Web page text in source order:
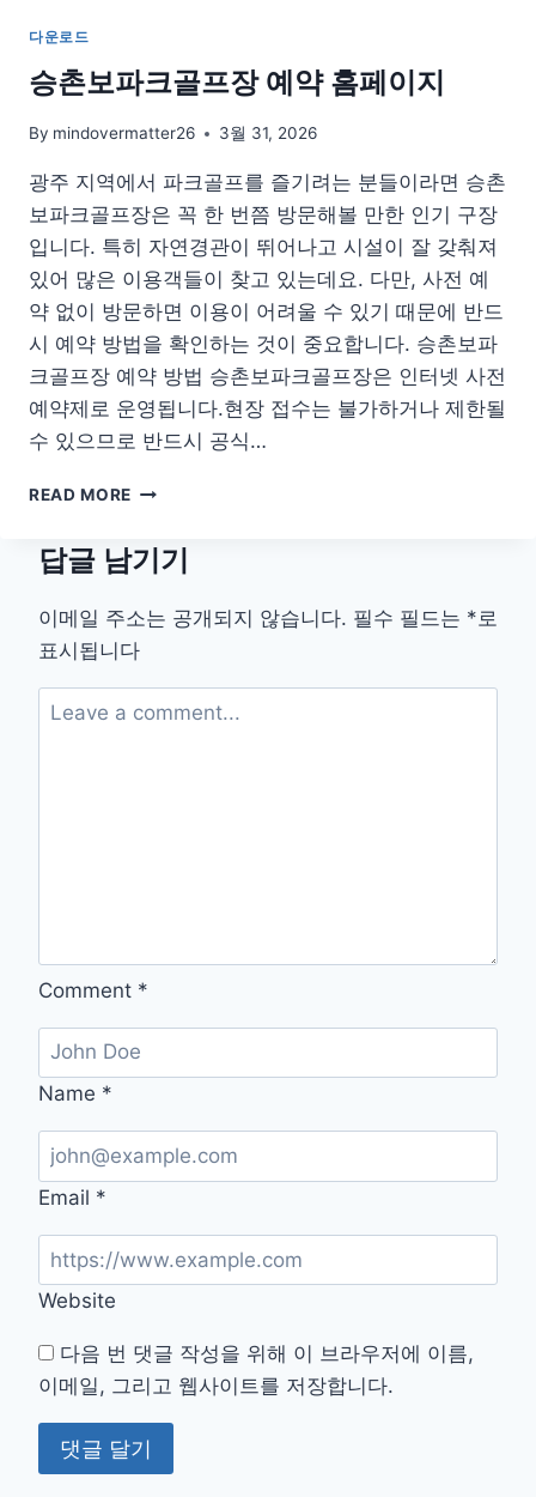
포
스
피
리
언
스
설
치
다운로드
승촌보파크골프장 예약 홈페이지
By mindovermatter26 3월 31, 2026
광주 지역에서 파크골프를 즐기려는 분들이라면 승촌
보파크골프장은 꼭 한 번쯤 방문해볼 만한 인기 구장
입니다. 특히 자연경관이 뛰어나고 시설이 잘 갖춰져
있어 많은 이용객들이 찾고 있는데요. 다만, 사전 예
약 없이 방문하면 이용이 어려울 수 있기 때문에 반드
시 예약 방법을 확인하는 것이 중요합니다. 승촌보파
크골프장 예약 방법 승촌보파크골프장은 인터넷 사전
예약제로 운영됩니다.현장 접수는 불가하거나 제한될
수 있으므로 반드시 공식…
READ MORE
파
골
프
장
예
약
답글 남기기
이메일 주소는 공개되지 않습니다. 필수 필드는 *로
표시됩니다
Comment *
Name *
Email *
Website
다음 번 댓글 작성을 위해 이 브라우저에 이름,
이메일, 그리고 웹사이트를 저장합니다.